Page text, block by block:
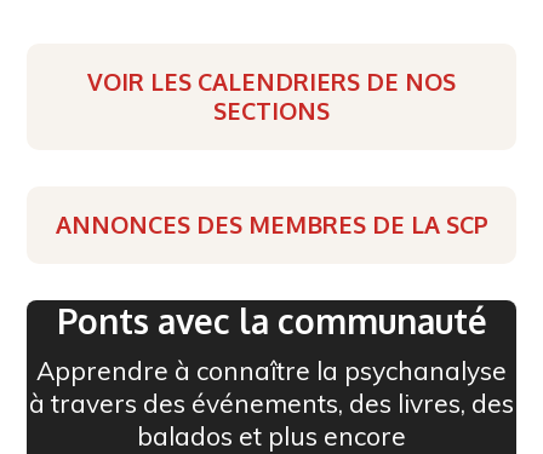
VOIR LES CALENDRIERS DE NOS
SECTIONS
ANNONCES DES MEMBRES DE LA SCP
Ponts avec la communauté
Apprendre à connaître la psychanalyse
à travers des événements, des livres, des
balados et plus encore